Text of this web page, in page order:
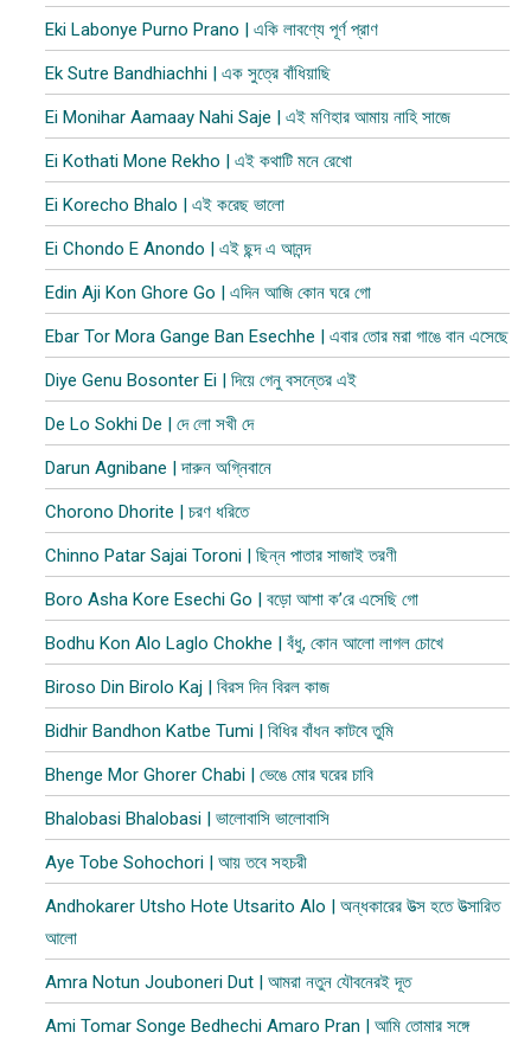
Eki Labonye Purno Prano | একি লাবণ্যে পূর্ণ প্রাণ
Ek Sutre Bandhiachhi | এক সুত্রে বাঁধিয়াছি
Ei Monihar Aamaay Nahi Saje | এই মণিহার আমায় নাহি সাজে
Ei Kothati Mone Rekho | এই কথাটি মনে রেখো
Ei Korecho Bhalo | এই করেছ ভালো
Ei Chondo E Anondo | এই ছন্দ এ আনন্দ
Edin Aji Kon Ghore Go | এদিন আজি কোন ঘরে গো
Ebar Tor Mora Gange Ban Esechhe | এবার তোর মরা গাঙে বান এসেছে
Diye Genu Bosonter Ei | দিয়ে গেনু বসন্তের এই
De Lo Sokhi De | দে লো সখী দে
Darun Agnibane | দারুন অগ্নিবানে
Chorono Dhorite | চরণ ধরিতে
Chinno Patar Sajai Toroni | ছিন্ন পাতার সাজাই তরণী
Boro Asha Kore Esechi Go | বড়ো আশা ক’রে এসেছি গো
Bodhu Kon Alo Laglo Chokhe | বঁধু, কোন আলো লাগল চোখে
Biroso Din Birolo Kaj | বিরস দিন বিরল কাজ
Bidhir Bandhon Katbe Tumi | বিধির বাঁধন কাটবে তুমি
Bhenge Mor Ghorer Chabi | ভেঙে মোর ঘরের চাবি
Bhalobasi Bhalobasi | ভালোবাসি ভালোবাসি
Aye Tobe Sohochori | আয় তবে সহচরী
Andhokarer Utsho Hote Utsarito Alo | অন্ধকারের উত্স হতে উত্সারিত
আলো
Amra Notun Jouboneri Dut | আমরা নতুন যৌবনেরই দূত
Ami Tomar Songe Bedhechi Amaro Pran | আমি তোমার সঙ্গে